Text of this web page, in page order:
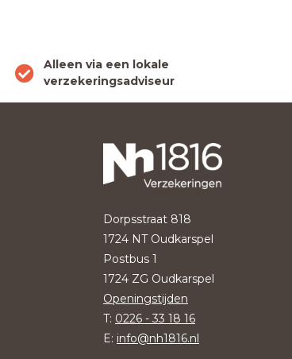
Alleen via een lokale
verzekeringsadviseur
Dorpsstraat 818
1724 NT Oudkarspel
Postbus 1
1724 ZG Oudkarspel
Openingstijden
T: 0226 - 33 18 16
E: info@nh1816.nl